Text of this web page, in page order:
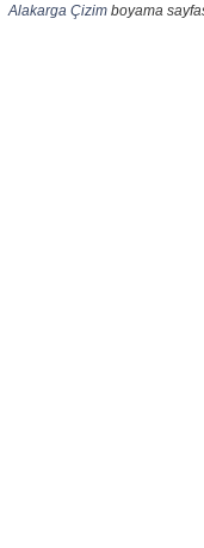
Alakarga Çizim boyama